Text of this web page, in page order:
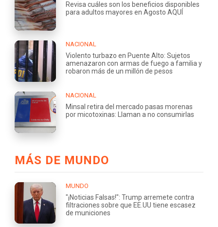
Revisa cuáles son los beneficios disponibles
para adultos mayores en Agosto AQUÍ
NACIONAL
Violento turbazo en Puente Alto: Sujetos
amenazaron con armas de fuego a familia y
robaron más de un millón de pesos
NACIONAL
Minsal retira del mercado pasas morenas
por micotoxinas: Llaman a no consumirlas
MÁS DE MUNDO
MUNDO
"¡Noticias Falsas!": Trump arremete contra
filtraciones sobre que EE.UU tiene escasez
de municiones